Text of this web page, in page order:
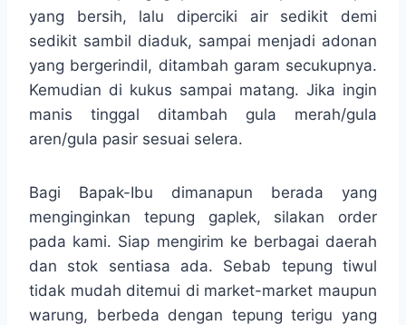
yang bersih, lalu diperciki air sedikit demi
sedikit sambil diaduk, sampai menjadi adonan
yang bergerindil, ditambah garam secukupnya.
Kemudian di kukus sampai matang. Jika ingin
manis tinggal ditambah gula merah/gula
aren/gula pasir sesuai selera.
Bagi Bapak-Ibu dimanapun berada yang
menginginkan tepung gaplek, silakan order
pada kami. Siap mengirim ke berbagai daerah
dan stok sentiasa ada. Sebab tepung tiwul
tidak mudah ditemui di market-market maupun
warung, berbeda dengan tepung terigu yang